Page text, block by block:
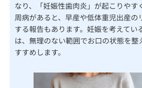
なり、「妊娠性歯肉炎」が起こりやす
周病があると、早産や低体重児出産の
する報告もあります。妊娠を考えてい
は、無理のない範囲でお口の状態を整
すすめします。